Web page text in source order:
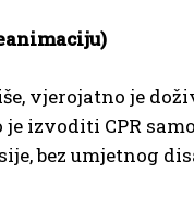
vjerojatno je
izvoditi CPR
bez umjetnog